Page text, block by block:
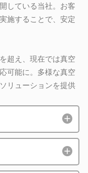
している当社。お客
施することで、安定
超え、現在では真空
可能に。多様な真空
リューションを提供